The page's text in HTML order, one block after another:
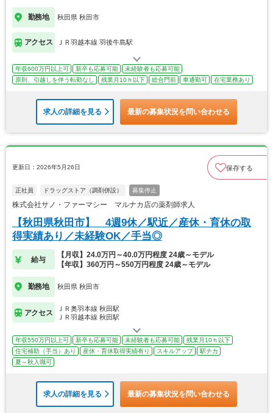
勤務地 秋田県 秋田市
アクセス ＪＲ羽越本線 羽後牛島駅
年収600万円以上可 新卒も応募可能
未経験者も応募可能
原則、引越しを伴う転勤なし
残業月10ｈ以下 総合門前 車通勤可 在宅業務あり
求人の詳細を見る 最新の募集状況を問い合わせる
更新日：2026年5月26日 保存する
正社員 ドラッグストア（調剤併設） 募集停止
株式会社サノ・ファーマシー マルナカ店の薬剤師求人
【秋田県秋田市】 4週9休／駅近／産休・育休の取
得実績あり／未経験OK／手当◎
給与
【月収】24.0万円～40.0万円程度 24歳～モデル
【年収】360万円～550万円程度 24歳～モデル
勤務地 秋田県 秋田市
アクセス
ＪＲ奥羽本線 秋田駅
ＪＲ羽越本線 秋田駅
年収550万円以上可 新卒も応募可能 未経験者も応募可能
残業月10ｈ以下
住宅補助（手当）あり
産休・育休取得実績有り スキルアップ
駅チカ
夏～秋入職可
求人の詳細を見る 最新の募集状況を問い合わせる